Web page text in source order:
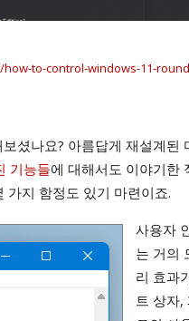
to-control-windows-11-
셨나요? 아름답게 재설계
기능들에 대해서도 이야기한
가지 함정도 있기 마련이죠.
사용자
는 거의
리 효과
트 상자